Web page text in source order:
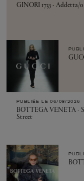
GINORI 1735 - Addetta/
PUBLIÉE LE 06/08/2026
BOTTEGA VENETA -
Street